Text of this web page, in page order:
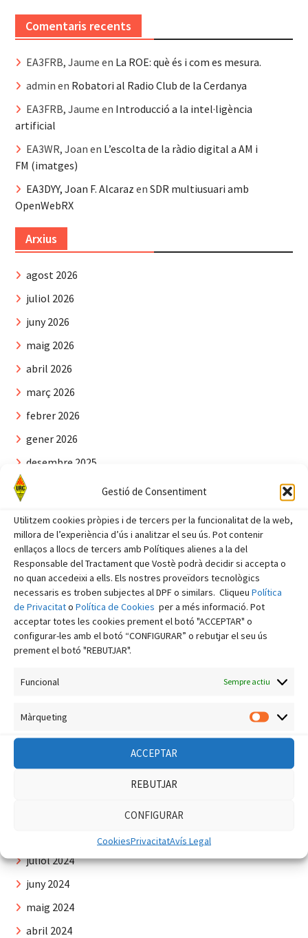
Gestió de Consentiment
Utilitzem cookies pròpies i de tercers per la funcionalitat de la web,
millora de l’experiència d’ús i analitzar el seu ús. Pot contenir
enllaços a llocs de tercers amb Polítiques alienes a la del
Responsable del Tractament que Vostè podrà decidir si accepta o
no quan accedeixi a ells. Els nostres proveïdors tecnològics
necessaris es troben subjectes al DPF o similars. Cliqueu Política
de Privacitato Política de Cookies per a més informació. Pot
acceptar totes les cookies prement el botó "ACCEPTAR" o
configurar-les amb el botó “CONFIGURAR” o rebutjar el seu ús
prement el botó "REBUTJAR".
Funcional Sempre actiu
Màrqueting
ACCEPTAR
REBUTJAR
CONFIGURAR
CookiesPrivacitatAvís Legal
Comentaris recents
EA3FRB, Jaume en La ROE: què és i com es mesura.
admin en Robatori al Radio Club de la Cerdanya
EA3FRB, Jaume en Introducció a la intel·ligència
artificial
EA3WR, Joan en L’escolta de la ràdio digital a AM i
FM (imatges)
EA3DYY, Joan F. Alcaraz en SDR multiusuari amb
OpenWebRX
Arxius
agost 2026
juliol 2026
juny 2026
maig 2026
abril 2026
març 2026
febrer 2026
gener 2026
desembre 2025
novembre 2025
setembre 2025
agost 2025
juliol 2025
juny 2025
maig 2025
abril 2025
gener 2025
desembre 2024
novembre 2024
juliol 2024
juny 2024
maig 2024
abril 2024